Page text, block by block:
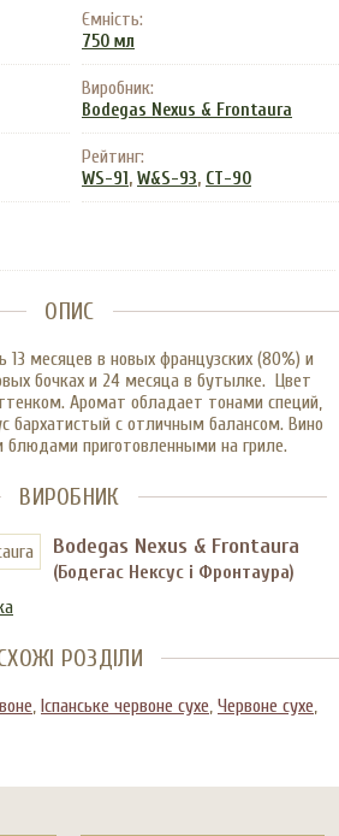
Ємність:
750 мл
Виробник:
Bodegas Nexus & Frontaura
Рейтинг:
WS-91 , W&S-93, CT-90
ОПИС
месяцев в новых французских (80%) и
бочках и 24 месяца в бутылке. Цвет
Аромат обладает тонами специй,
бархатистый с отличным балансом. Вино
приготовленными на гриле.
ВИРОБНИК
Bodegas Nexus & Frontaura
(Бодегас Нексус і Фронтаура)
РОЗДІЛИ
, Іспанське червоне сухе, Червоне сухе,